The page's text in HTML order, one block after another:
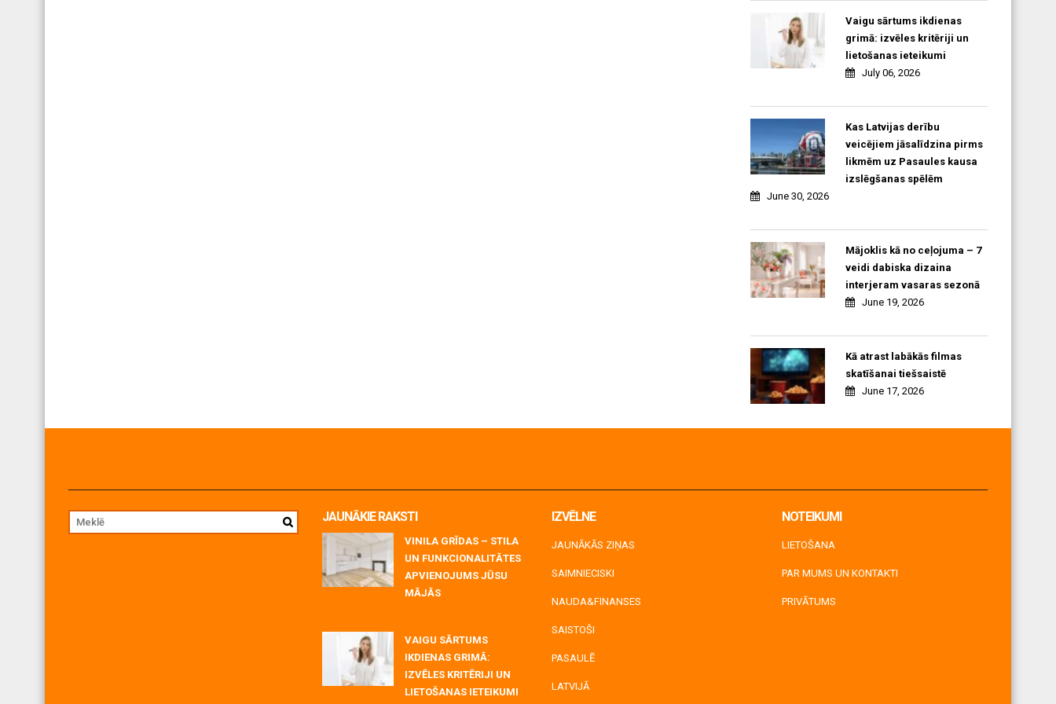
Vaigu sārtums ikdienas
grimā: izvēles kritēriji un
lietošanas ieteikumi
July 06, 2026
Kas Latvijas derību
veicējiem jāsalīdzina pirms
likmēm uz Pasaules kausa
izslēgšanas spēlēm
June 30, 2026
Mājoklis kā no ceļojuma – 7
veidi dabiska dizaina
interjeram vasaras sezonā
June 19, 2026
Kā atrast labākās filmas
skatīšanai tiešsaistē
June 17, 2026
JAUNĀKIE RAKSTI
VINILA GRĪDAS – STILA
UN FUNKCIONALITĀTES
APVIENOJUMS JŪSU
MĀJĀS
VAIGU SĀRTUMS
IKDIENAS GRIMĀ:
IZVĒLES KRITĒRIJI UN
LIETOŠANAS IETEIKUMI
IZVĒLNE
JAUNĀKĀS ZIŅAS
SAIMNIECISKI
NAUDA&FINANSES
SAISTOŠI
PASAULĒ
LATVIJĀ
NOTEIKUMI
LIETOŠANA
PAR MUMS UN KONTAKTI
PRIVĀTUMS